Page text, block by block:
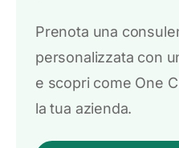
Prenota una
personalizzata con
e scopri come One
la tua azienda.